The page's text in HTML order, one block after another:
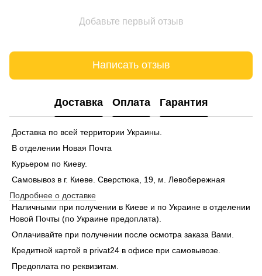
Добавьте первый отзыв
Написать отзыв
Доставка Оплата Гарантия
Доставка по всей территории Украины.
В отделении Новая Почта
Курьером по Киеву.
Самовывоз в г. Киеве. Сверстюка, 19, м. Левобережная
Подробнее о доставке
Наличными при получении в Киеве и по Украине в отделении
Новой Почты (по Украине предоплата).
Оплачивайте при получении после осмотра заказа Вами.
Кредитной картой в privat24 в офисе при самовывозе.
Предоплата по реквизитам.